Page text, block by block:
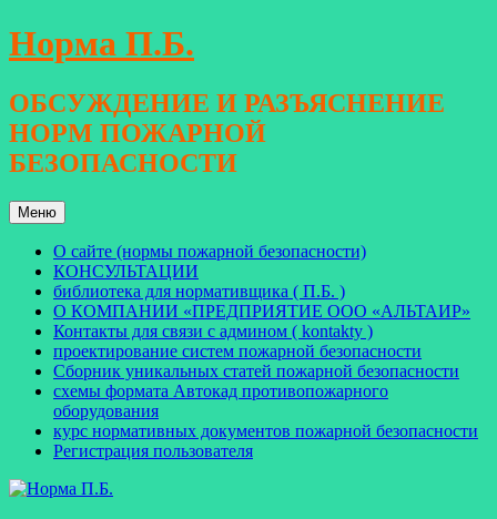
Перейти
к
Норма П.Б.
ОБСУЖДЕНИЕ И РАЗЪЯСНЕНИЕ
НОРМ ПОЖАРНОЙ
БЕЗОПАСНОСТИ
Меню
О сайте (нормы пожарной безопасности)
КОНСУЛЬТАЦИИ
библиотека для нормативщика ( П.Б. )
О КОМПАНИИ «ПРЕДПРИЯТИЕ ООО «АЛЬТАИР»
Контакты для связи с админом ( kontakty )
проектирование систем пожарной безопасности
Сборник уникальных статей пожарной безопасности
схемы формата Автокад противопожарного
оборудования
курс нормативных документов пожарной безопасности
Регистрация пользователя